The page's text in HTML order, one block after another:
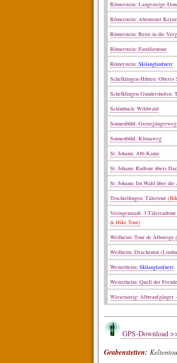
Römerstein: Langesteige-
Römerstein: Abenteuer
Römerstein: Reise in die
Römerstein: Familientour
Römerstein: Skilanglaufnetz
Schelklingen-Hütten: Oberes
Schelklingen-Gundershofen:
Schönbuch: Wildwald
Sonnenbühl: Grenzgängerweg
Sonnenbühl: Klimaweg
St. Johann: Alb-Kante
St. Johann: Radtour übers
St. Johann: Im Wald über die
Trochtelfingen: Tälertour
Veringenstadt: 3-
& Hike Tour)
Weilheim: Tour de Albsteige
Weilheim: Drachentot
Westerheim: Skilanglaufnetz
Westerheim: Quell der
Wiesensteig: Albtraufgänger
GPS-Download
Grabenstetten: